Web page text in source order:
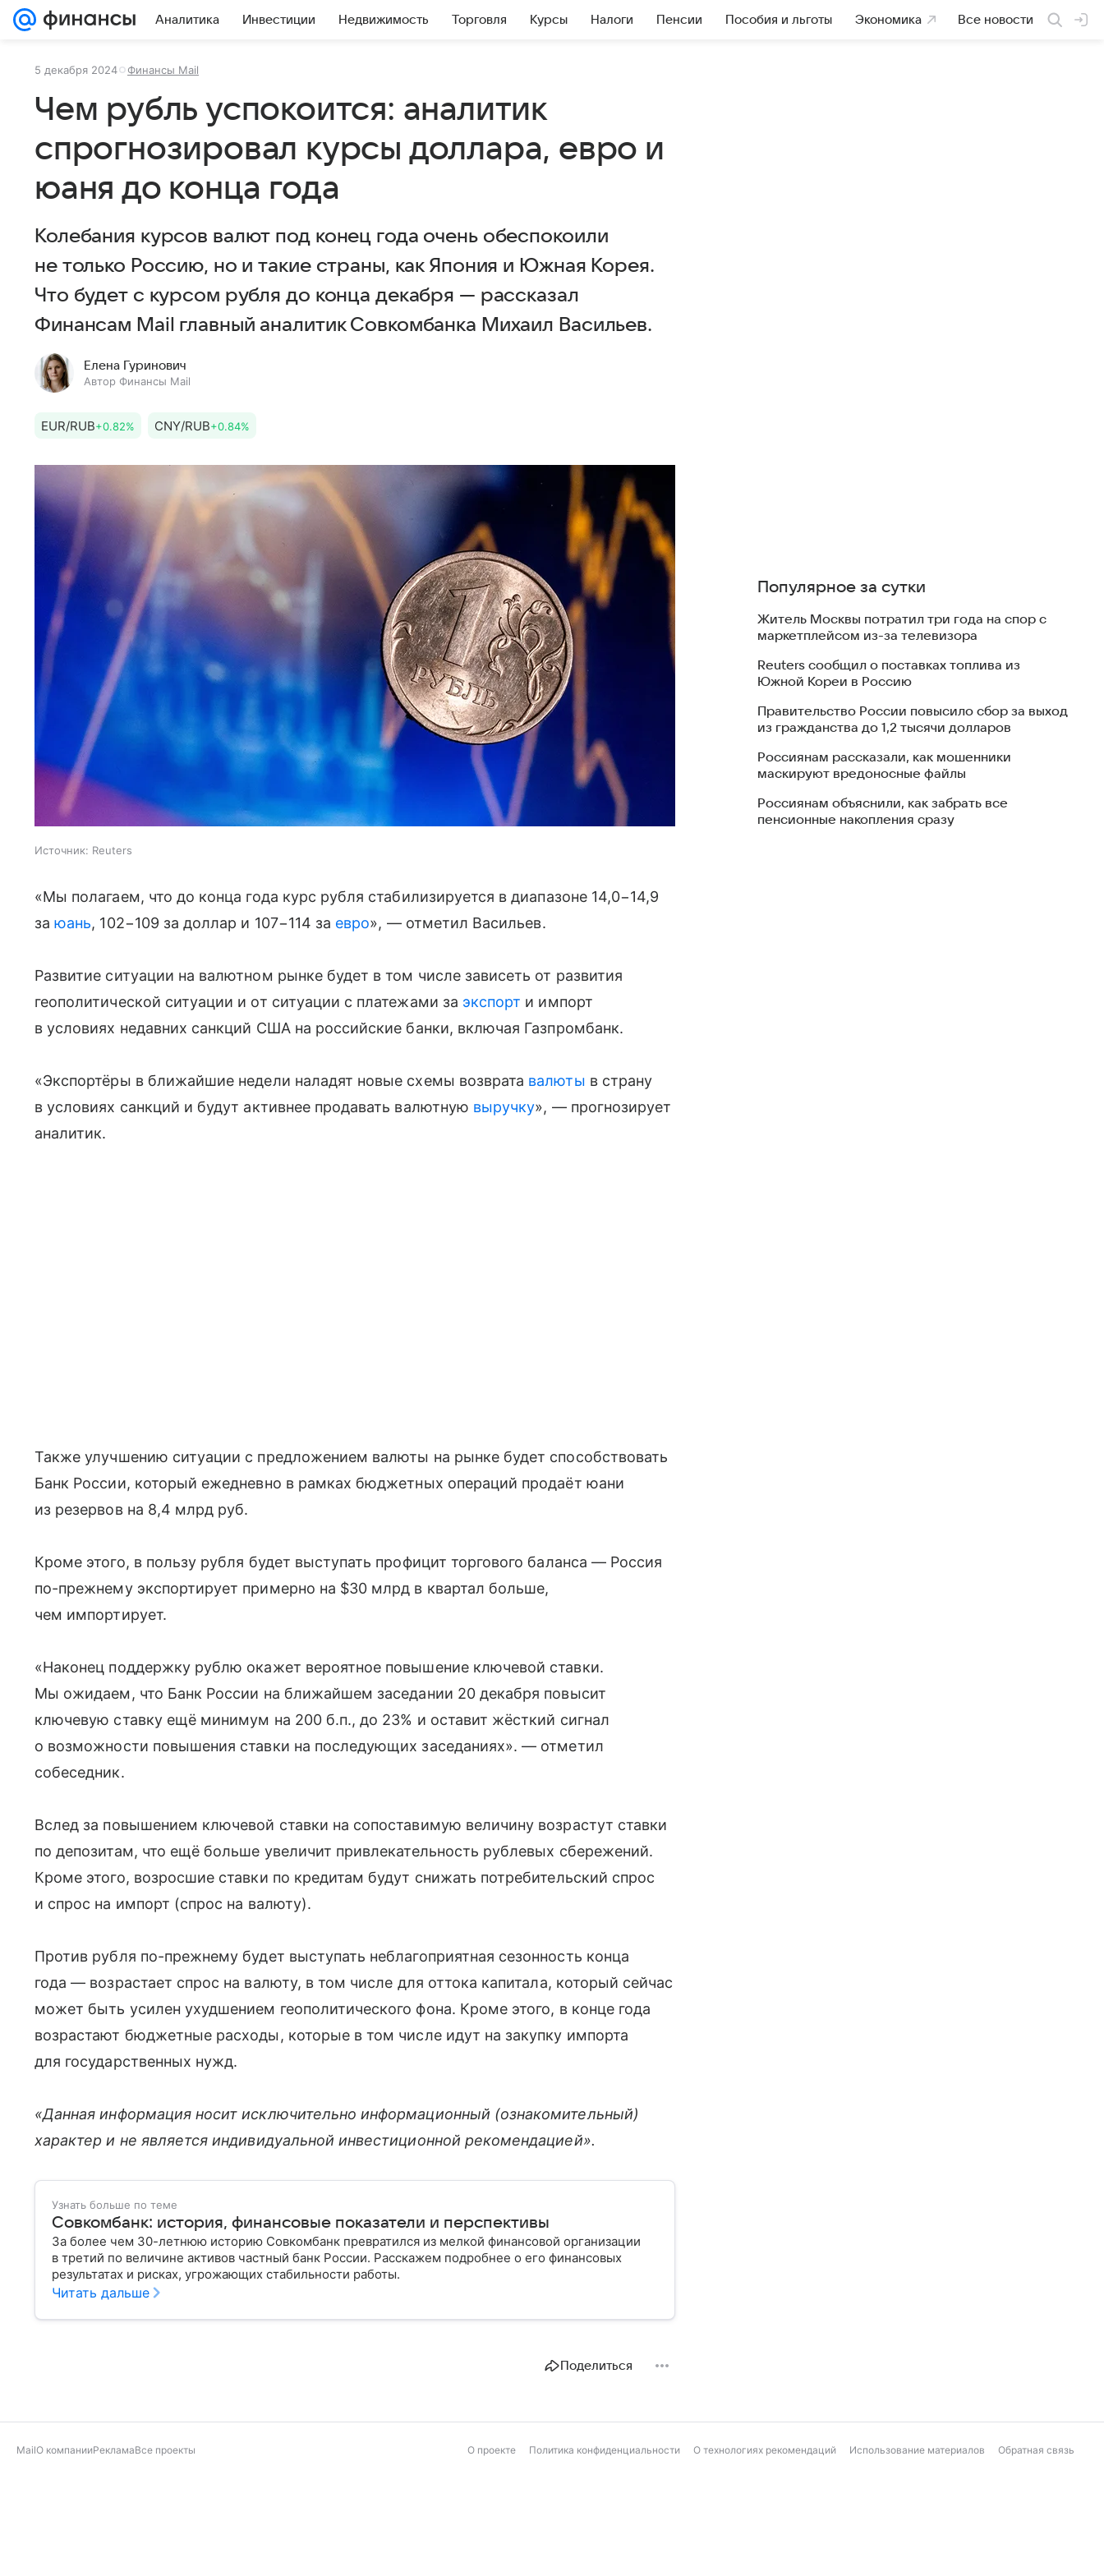
Аналитика Инвестиции Недвижимость Торговля Курсы Налоги Пенсии Пособия и льготы Экономика Все новости
5 декабря 2024 Финансы Mail
Чем рубль успокоится: аналитик
спрогнозировал курсы доллара, евро и
юаня до конца года
Колебания курсов валют под конец года очень обеспокоили
не только Россию, но и такие страны, как Япония и Южная Корея.
Что будет с курсом рубля до конца декабря — рассказал
Финансам Mail главный аналитик Совкомбанка Михаил Васильев.
Елена Гуринович
Автор Финансы Mail
EUR/RUB+0.82% CNY/RUB+0.84%
Источник: Reuters
«Мы полагаем, что до конца года курс рубля стабилизируется в диапазоне 14,0−14,9
заюань, 102−109 за доллар и 107−114 за евро», — отметил Васильев.
Развитие ситуации на валютном рынке будет в том числе зависеть от развития
геополитической ситуации и от ситуации с платежами за экспорт и импорт
в условиях недавних санкций США на российские банки, включая Газпромбанк.
«Экспортёры в ближайшие недели наладят новые схемы возврата валюты в страну
в условиях санкций и будут активнее продавать валютную выручку», — прогнозирует
аналитик.
Также улучшению ситуации с предложением валюты на рынке будет способствовать
Банк России, который ежедневно в рамках бюджетных операций продаёт юани
из резервов на 8,4 млрд руб.
Кроме этого, в пользу рубля будет выступать профицит торгового баланса — Россия
по-прежнему экспортирует примерно на $30 млрд в квартал больше,
чем импортирует.
«Наконец поддержку рублю окажет вероятное повышение ключевой ставки.
Мы ожидаем, что Банк России на ближайшем заседании 20 декабря повысит
ключевую ставку ещё минимум на 200 б.п., до 23% и оставит жёсткий сигнал
о возможности повышения ставки на последующих заседаниях». — отметил
собеседник.
Вслед за повышением ключевой ставки на сопоставимую величину возрастут ставки
по депозитам, что ещё больше увеличит привлекательность рублевых сбережений.
Кроме этого, возросшие ставки по кредитам будут снижать потребительский спрос
и спрос на импорт (спрос на валюту).
Против рубля по-прежнему будет выступать неблагоприятная сезонность конца
года — возрастает спрос на валюту, в том числе для оттока капитала, который сейчас
может быть усилен ухудшением геополитического фона. Кроме этого, в конце года
возрастают бюджетные расходы, которые в том числе идут на закупку импорта
для государственных нужд.
«Данная информация носит исключительно информационный (ознакомительный)
характер и не является индивидуальной инвестиционной рекомендацией».
Узнать больше по теме
Совкомбанк: история, финансовые показатели и перспективы
За более чем 30-летнюю историю Совкомбанк превратился из мелкой финансовой организации
в третий по величине активов частный банк России. Расскажем подробнее о его финансовых
результатах и рисках, угрожающих стабильности работы.
Читать дальше
Поделиться
Популярное за сутки
Житель Москвы потратил три года на спор с
маркетплейсом из-за телевизора
Reuters сообщил о поставках топлива из
Южной Кореи в Россию
Правительство России повысило сбор за выход
из гражданства до 1,2 тысячи долларов
Россиянам рассказали, как мошенники
маскируют вредоносные файлы
Россиянам объяснили, как забрать все
пенсионные накопления сразу
MailО компанииРекламаВсе проекты О проекте Политика конфиденциальности О технологиях рекомендаций Использование материалов Обратная связь